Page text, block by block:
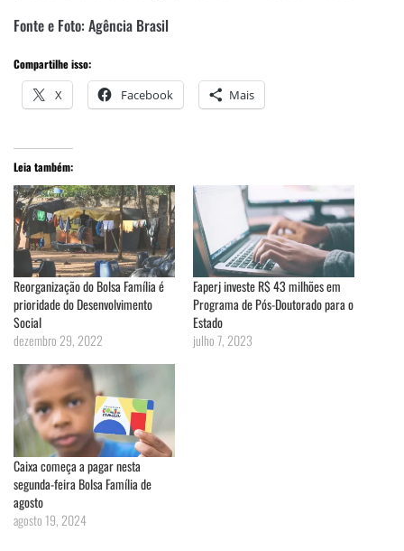
Fonte e Foto: Agência Brasil
Compartilhe isso:
X Facebook Mais
Leia também:
Reorganização do Bolsa Família é
prioridade do Desenvolvimento
Social
dezembro 29, 2022
Faperj investe R$ 43 milhões em
Programa de Pós-Doutorado para o
Estado
julho 7, 2023
Caixa começa a pagar nesta
segunda-feira Bolsa Família de
agosto
agosto 19, 2024